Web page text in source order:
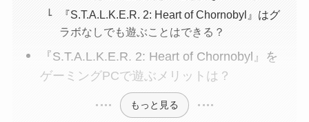
『S.T.A.L.K.E.R. 2: Heart of Chornobyl』はグ
ラボなしでも遊ぶことはできる？
『S.T.A.L.K.E.R. 2: Heart of Chornobyl』を
ゲーミングPCで遊ぶメリットは？
もっと見る